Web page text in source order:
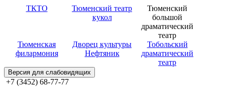
ТКТО
Тюменский театр
кукол
Тюменский
большой
драматический
театр
Тюменская
филармония
Дворец культуры
Нефтяник
Тобольский
драматический
театр
Версия для слабовидящих
+7 (3452) 68-77-77